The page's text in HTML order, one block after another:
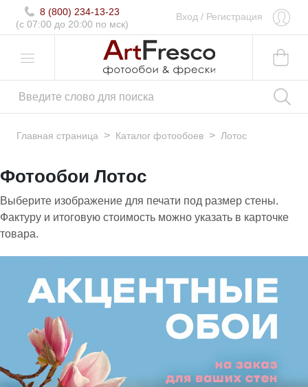
8 (800) 234-13-23
(c 07:00 до 20:00 по мск)
Вход / Регистрация
Главная страница > Каталог фотообоев > Лотос
Фотообои Лотос
Выберите изображение для печати под размер стены.
Фактуру и итоговую стоимость можно указать в карточке
товара.